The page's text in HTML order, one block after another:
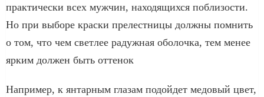
практически всех мужчин, находящихся поблизости.
Но при выборе краски прелестницы должны помнить
о том, что чем светлее радужная оболочка, тем менее
ярким должен быть оттенок
Например, к янтарным глазам подойдет медовый цвет,